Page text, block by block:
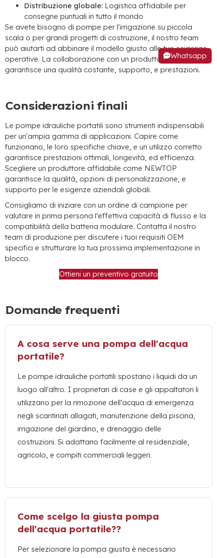
Distribuzione globale: Logistica affidabile per
consegne puntuali in tutto il mondo
Se avete bisogno di pompe per l'irrigazione su piccola
scala o per grandi progetti di costruzione, il nostro team
può aiutarti ad abbinare il modello giusto alle tue esigenze
operative. La collaborazione con un produttore affidabile
garantisce una qualità costante, supporto, e prestazioni.
Considerazioni finali
Le pompe idrauliche portatili sono strumenti indispensabili
per un'ampia gamma di applicazioni. Capire come
funzionano, le loro specifiche chiave, e un utilizzo corretto
garantisce prestazioni ottimali, longevità, ed efficienza.
Scegliere un produttore affidabile come NEWTOP
garantisce la qualità, opzioni di personalizzazione, e
supporto per le esigenze aziendali globali.
Consigliamo di iniziare con un ordine di campione per
valutare in prima persona l'effettiva capacità di flusso e la
compatibilità della batteria modulare. Contatta il nostro
team di produzione per discutere i tuoi requisiti OEM
specifici e strutturare la tua prossima implementazione in
blocco.
Ottieni un preventivo gratuito
Domande frequenti
A cosa serve una pompa dell'acqua
portatile?
Le pompe idrauliche portatili spostano i liquidi da un
luogo all'altro. I proprietari di case e gli appaltatori li
utilizzano per la rimozione dell'acqua di emergenza
negli scantinati allagati, manutenzione della piscina,
irrigazione del giardino, e drenaggio delle
costruzioni. Si adattano facilmente al residenziale,
agricolo, e compiti commerciali leggeri.
Come scelgo la giusta pompa
dell'acqua portatile??
Per selezionare la pompa giusta è necessario
Whatsapp